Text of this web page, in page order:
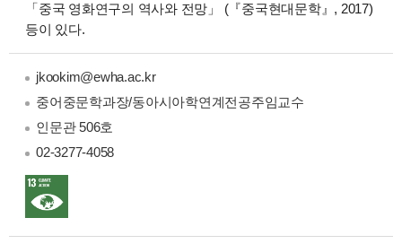
「중국 영화연구의 역사와 전망」 (『중국현대문학』, 2017)
등이 있다.
jkookim@ewha.ac.kr
중어중문학과장/동아시아학연계전공주임교수
인문관 506호
02-3277-4058